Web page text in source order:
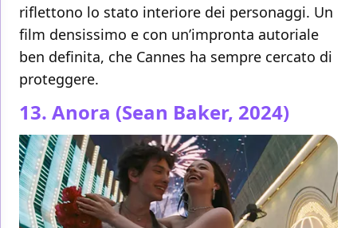
riflettono lo stato interiore dei personaggi. Un
film densissimo e con un’impronta autoriale
ben definita, che Cannes ha sempre cercato di
proteggere.
13. Anora (Sean Baker, 2024)